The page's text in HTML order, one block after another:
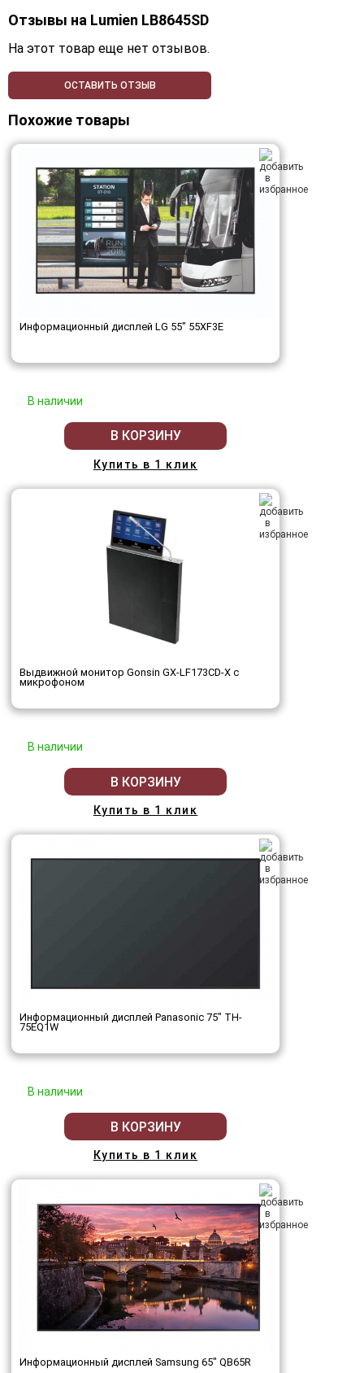
Отзывы на Lumien LB8645SD
На этот товар еще нет отзывов.
ОСТАВИТЬ ОТЗЫВ
Похожие товары
Информационный дисплей LG 55" 55XF3E
В наличии
В КОРЗИНУ
Купить в 1 клик
Выдвижной монитор Gonsin GX‑LF173CD‑X с
микрофоном
В наличии
В КОРЗИНУ
Купить в 1 клик
Информационный дисплей Panasonic 75" TH-
75EQ1W
В наличии
В КОРЗИНУ
Купить в 1 клик
Информационный дисплей Samsung 65" QB65R